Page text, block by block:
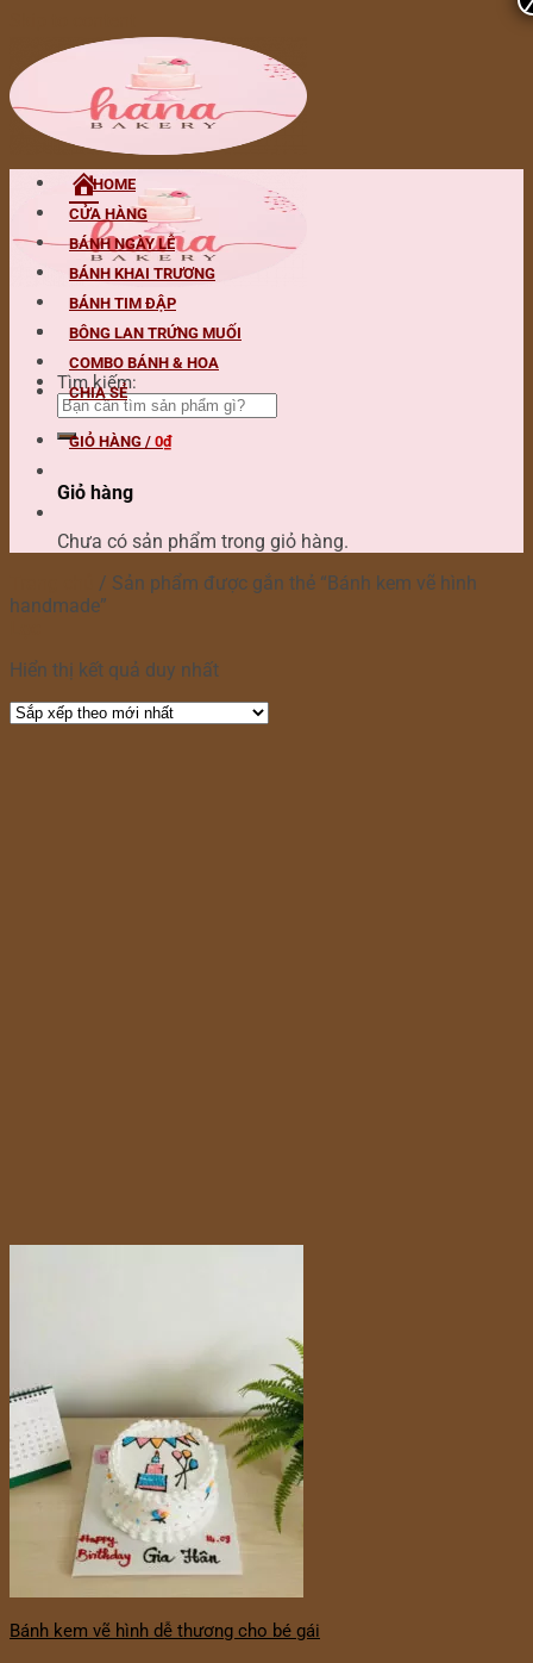
Tìm kiếm:
HOME
CỬA HÀNG
BÁNH NGÀY LỄ
BÁNH KHAI TRƯƠNG
BÁNH TIM ĐẬP
BÔNG LAN TRỨNG MUỐI
COMBO BÁNH & HOA
CHIA SẺ
GIỎ HÀNG / 0₫
Giỏ hàng
Chưa có sản phẩm trong giỏ hàng.
/ Sản phẩm được gắn thẻ “Bánh kem vẽ hình
handmade”
Hiển thị kết quả duy nhất
Bánh kem vẽ hình dễ thương cho bé gái